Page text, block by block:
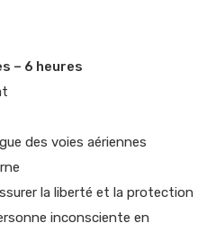
– 6 heures
des voies aériennes
la liberté et la protection
inconsciente en